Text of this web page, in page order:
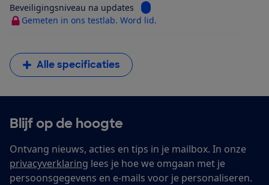
Beveiligingsniveau na updates
Bekijk informatie voor
Gemeten in ons testlab. Word lid.
Alle specificaties
Blijf op de hoogte
Ontvang nieuws, acties en tips in je mailbox. In onze
privacyverklaring lees je hoe we omgaan met je
persoonsgegevens en e-mails voor je personaliseren.